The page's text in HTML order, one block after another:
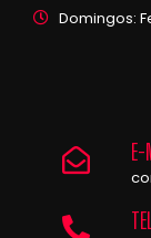
Domingos:
E-